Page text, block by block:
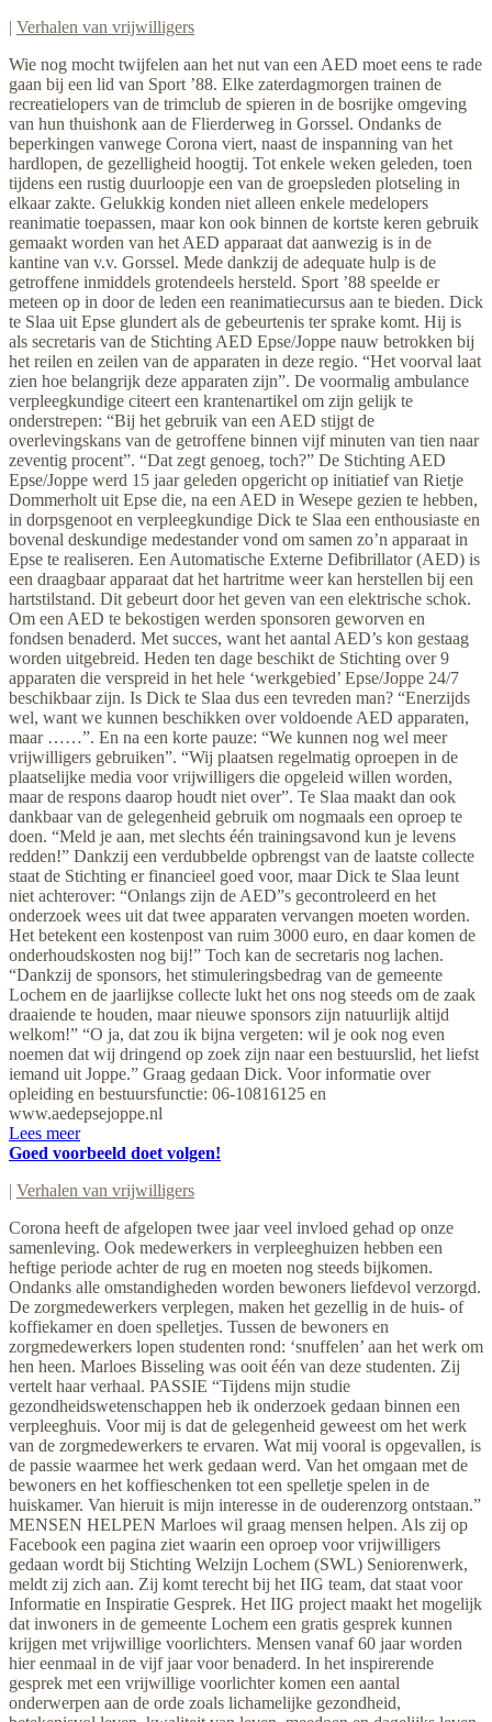
| Verhalen van vrijwilligers
Wie nog mocht twijfelen aan het nut van een AED moet eens te rade
gaan bij een lid van Sport ’88. Elke zaterdagmorgen trainen de
recreatielopers van de trimclub de spieren in de bosrijke omgeving
van hun thuishonk aan de Flierderweg in Gorssel. Ondanks de
beperkingen vanwege Corona viert, naast de inspanning van het
hardlopen, de gezelligheid hoogtij. Tot enkele weken geleden, toen
tijdens een rustig duurloopje een van de groepsleden plotseling in
elkaar zakte. Gelukkig konden niet alleen enkele medelopers
reanimatie toepassen, maar kon ook binnen de kortste keren gebruik
gemaakt worden van het AED apparaat dat aanwezig is in de
kantine van v.v. Gorssel. Mede dankzij de adequate hulp is de
getroffene inmiddels grotendeels hersteld. Sport ’88 speelde er
meteen op in door de leden een reanimatiecursus aan te bieden. Dick
te Slaa uit Epse glundert als de gebeurtenis ter sprake komt. Hij is
als secretaris van de Stichting AED Epse/Joppe nauw betrokken bij
het reilen en zeilen van de apparaten in deze regio. “Het voorval laat
zien hoe belangrijk deze apparaten zijn”. De voormalig ambulance
verpleegkundige citeert een krantenartikel om zijn gelijk te
onderstrepen: “Bij het gebruik van een AED stijgt de
overlevingskans van de getroffene binnen vijf minuten van tien naar
zeventig procent”. “Dat zegt genoeg, toch?” De Stichting AED
Epse/Joppe werd 15 jaar geleden opgericht op initiatief van Rietje
Dommerholt uit Epse die, na een AED in Wesepe gezien te hebben,
in dorpsgenoot en verpleegkundige Dick te Slaa een enthousiaste en
bovenal deskundige medestander vond om samen zo’n apparaat in
Epse te realiseren. Een Automatische Externe Defibrillator (AED) is
een draagbaar apparaat dat het hartritme weer kan herstellen bij een
hartstilstand. Dit gebeurt door het geven van een elektrische schok.
Om een AED te bekostigen werden sponsoren geworven en
fondsen benaderd. Met succes, want het aantal AED’s kon gestaag
worden uitgebreid. Heden ten dage beschikt de Stichting over 9
apparaten die verspreid in het hele ‘werkgebied’ Epse/Joppe 24/7
beschikbaar zijn. Is Dick te Slaa dus een tevreden man? “Enerzijds
wel, want we kunnen beschikken over voldoende AED apparaten,
maar ……”. En na een korte pauze: “We kunnen nog wel meer
vrijwilligers gebruiken”. “Wij plaatsen regelmatig oproepen in de
plaatselijke media voor vrijwilligers die opgeleid willen worden,
maar de respons daarop houdt niet over”. Te Slaa maakt dan ook
dankbaar van de gelegenheid gebruik om nogmaals een oproep te
doen. “Meld je aan, met slechts één trainingsavond kun je levens
redden!” Dankzij een verdubbelde opbrengst van de laatste collecte
staat de Stichting er financieel goed voor, maar Dick te Slaa leunt
niet achterover: “Onlangs zijn de AED”s gecontroleerd en het
onderzoek wees uit dat twee apparaten vervangen moeten worden.
Het betekent een kostenpost van ruim 3000 euro, en daar komen de
onderhoudskosten nog bij!” Toch kan de secretaris nog lachen.
“Dankzij de sponsors, het stimuleringsbedrag van de gemeente
Lochem en de jaarlijkse collecte lukt het ons nog steeds om de zaak
draaiende te houden, maar nieuwe sponsors zijn natuurlijk altijd
welkom!” “O ja, dat zou ik bijna vergeten: wil je ook nog even
noemen dat wij dringend op zoek zijn naar een bestuurslid, het liefst
iemand uit Joppe.” Graag gedaan Dick. Voor informatie over
opleiding en bestuursfunctie: 06-10816125 en
www.aedepsejoppe.nl
Lees meer
Goed voorbeeld doet volgen!
| Verhalen van vrijwilligers
Corona heeft de afgelopen twee jaar veel invloed gehad op onze
samenleving. Ook medewerkers in verpleeghuizen hebben een
heftige periode achter de rug en moeten nog steeds bijkomen.
Ondanks alle omstandigheden worden bewoners liefdevol verzorgd.
De zorgmedewerkers verplegen, maken het gezellig in de huis- of
koffiekamer en doen spelletjes. Tussen de bewoners en
zorgmedewerkers lopen studenten rond: ‘snuffelen’ aan het werk om
hen heen. Marloes Bisseling was ooit één van deze studenten. Zij
vertelt haar verhaal. PASSIE “Tijdens mijn studie
gezondheidswetenschappen heb ik onderzoek gedaan binnen een
verpleeghuis. Voor mij is dat de gelegenheid geweest om het werk
van de zorgmedewerkers te ervaren. Wat mij vooral is opgevallen, is
de passie waarmee het werk gedaan werd. Van het omgaan met de
bewoners en het koffieschenken tot een spelletje spelen in de
huiskamer. Van hieruit is mijn interesse in de ouderenzorg ontstaan.”
MENSEN HELPEN Marloes wil graag mensen helpen. Als zij op
Facebook een pagina ziet waarin een oproep voor vrijwilligers
gedaan wordt bij Stichting Welzijn Lochem (SWL) Seniorenwerk,
meldt zij zich aan. Zij komt terecht bij het IIG team, dat staat voor
Informatie en Inspiratie Gesprek. Het IIG project maakt het mogelijk
dat inwoners in de gemeente Lochem een gratis gesprek kunnen
krijgen met vrijwillige voorlichters. Mensen vanaf 60 jaar worden
hier eenmaal in de vijf jaar voor benaderd. In het inspirerende
gesprek met een vrijwillige voorlichter komen een aantal
onderwerpen aan de orde zoals lichamelijke gezondheid,